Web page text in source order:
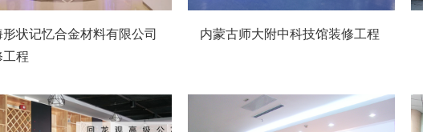
状记忆合金材料有限公司
程
内蒙古师大附中科技馆装修工程